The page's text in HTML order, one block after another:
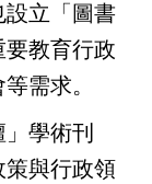
設立「圖書
教育行政
需求。
學術刊
策與行政領